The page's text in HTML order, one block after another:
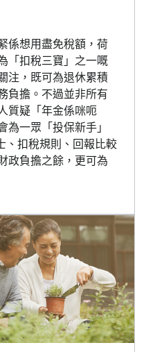
係想用盡免稅額，荷
「扣稅三寶」之一嘅
注，既可為退休累積
負擔。不過並非所有
質疑「年金係咪呃
為一眾「投保新手」
、扣稅規則、回報比較
政負擔之餘，更可為